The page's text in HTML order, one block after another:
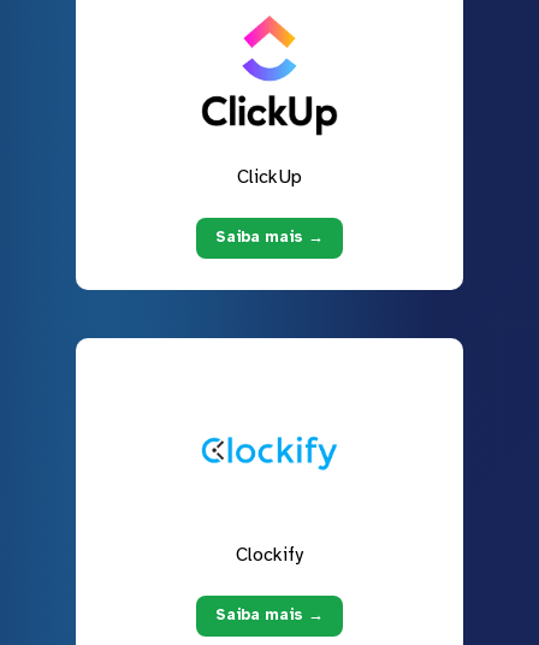
ClickUp
Saiba mais →
Clockify
Saiba mais →